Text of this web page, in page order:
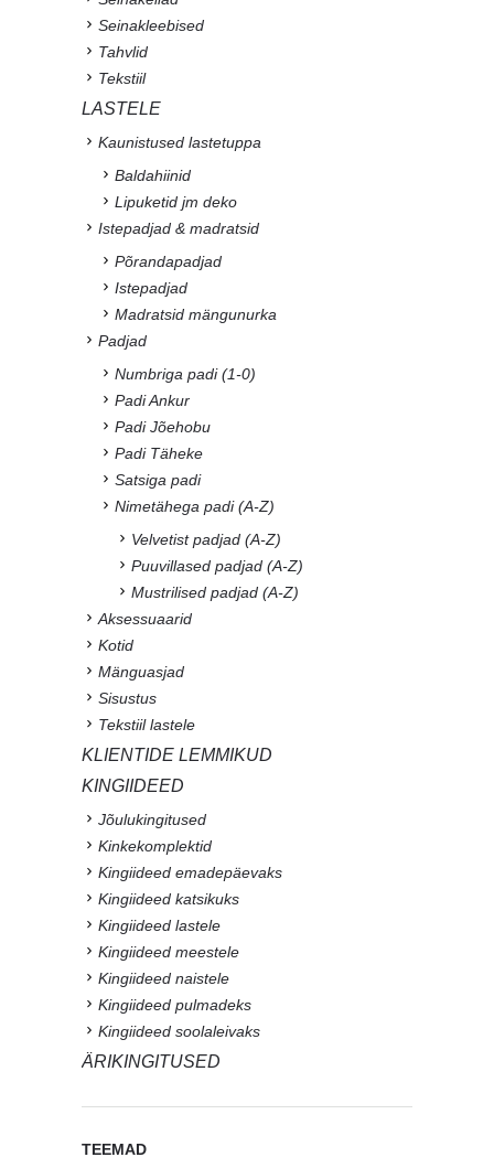
Seinakleebised
Tahvlid
Tekstiil
LASTELE
Kaunistused lastetuppa
Baldahiinid
Lipuketid jm deko
Istepadjad & madratsid
Põrandapadjad
Istepadjad
Madratsid mängunurka
Padjad
Numbriga padi (1-0)
Padi Ankur
Padi Jõehobu
Padi Täheke
Satsiga padi
Nimetähega padi (A-Z)
Velvetist padjad (A-Z)
Puuvillased padjad (A-Z)
Mustrilised padjad (A-Z)
Aksessuaarid
Kotid
Mänguasjad
Sisustus
Tekstiil lastele
KLIENTIDE LEMMIKUD
KINGIIDEED
Jõulukingitused
Kinkekomplektid
Kingiideed emadepäevaks
Kingiideed katsikuks
Kingiideed lastele
Kingiideed meestele
Kingiideed naistele
Kingiideed pulmadeks
Kingiideed soolaleivaks
ÄRIKINGITUSED
TEEMAD